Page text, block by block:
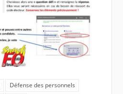
Défense des personnels